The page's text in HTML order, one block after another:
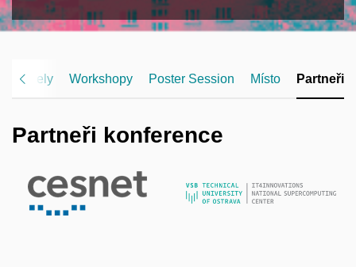
a panely Workshopy Poster Session Místo Partneři
Partneři konference